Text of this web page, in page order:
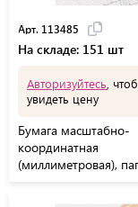
Арт. 113485
На складе: 151 шт
Авторизуйтесь ,
увидеть цену
Бумага масштабно-
координатная
(миллиметровая),